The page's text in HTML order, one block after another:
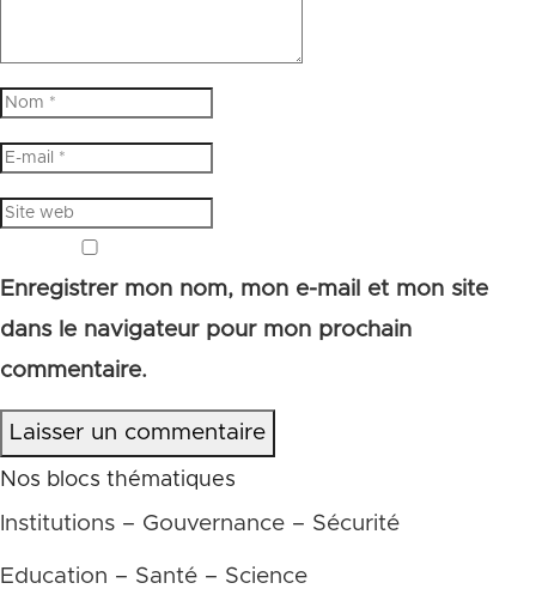
Enregistrer mon nom, mon e-mail et mon site
dans le navigateur pour mon prochain
commentaire.
Laisser un commentaire
Nos blocs thématiques
Institutions – Gouvernance – Sécurité
Education – Santé – Science